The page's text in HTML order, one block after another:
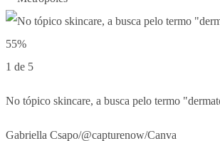
1 de 5
No tópico skincare, a busca pelo termo
Gabriella Csapo/@capturenow/Canva